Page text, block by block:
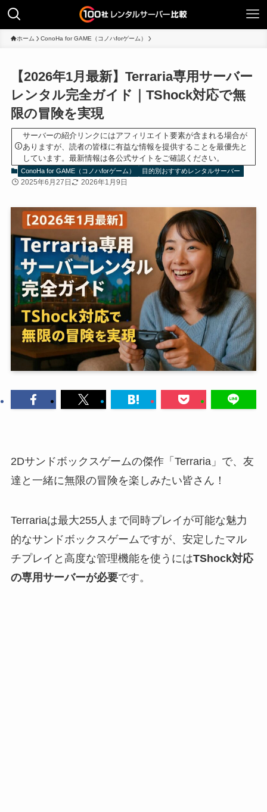
ホーム ConoHa for GAME（コノハforゲーム）
【2026年1月最新】Terraria専用サーバー
レンタル完全ガイド｜TShock対応で無
限の冒険を実現
サーバーの紹介リンクにはアフィリエイト要素が含まれる場合が
ありますが、読者の皆様に有益な情報を提供することを最優先と
しています。最新情報は各公式サイトをご確認ください。
ConoHa for GAME（コノハforゲーム） 目的別おすすめレンタルサーバー
2025年6月27日 2026年1月9日
2Dサンドボックスゲームの傑作「Terraria」で、友
達と一緒に無限の冒険を楽しみたい皆さん！
Terrariaは最大255人まで同時プレイが可能な魅力
的なサンドボックスゲームですが、安定したマル
チプレイと高度な管理機能を使うにはTShock対応
の専用サーバーが必要です。